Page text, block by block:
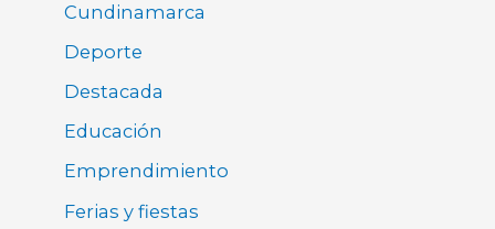
Cundinamarca
Deporte
Destacada
Educación
Emprendimiento
Ferias y fiestas